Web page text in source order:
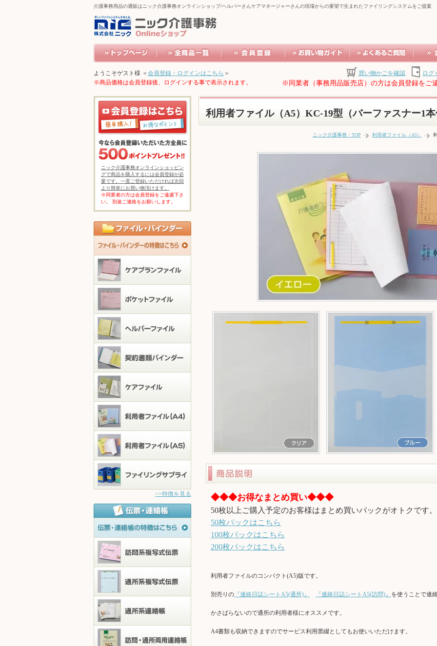
介護事務用品の通販はニック介護事務オンラインショップ/ヘルパーさんケアマネージャーさんの現場からの要望で生まれたファイリングシステムをご提案
ようこそゲスト様 ＜ 会員登録・ログインはこちら ＞
※商品価格は会員登録後、ログインする事で表示されます。
買い物かごを確認 ログ
※同業者（事務用品販売店）の方は会員登録をご
利用者ファイル（A5）KC-19型（バーファスナー1本
ニック介護事務・TOP 利用者ファイル（A5）
◆◆◆お得なまとめ買い◆◆◆
50枚以上ご購入予定のお客様はまとめ買いパックがオトクです。
50枚パックはこちら
100枚パックはこちら
200枚パックはこちら
利用者ファイルのコンパクト(A5)版です。
別売りの 『連絡日誌シートA5(通所)』 『連絡日誌シートA5(訪問)』 を使うことで連
かさばらないので通所の利用者様にオススメです。
A4書類も収納できますのでサービス利用票綴としてもお使いいただけます。
ニック介護事務オンラインショッピン
グで商品を購入するには会員登録が必
要です。一度ご登録いただければ次回
より簡単にお買い物頂けます。
※同業者の方は会員登録をご遠慮下さ
い。 別途ご連絡をお願いします。
>>特徴を見る